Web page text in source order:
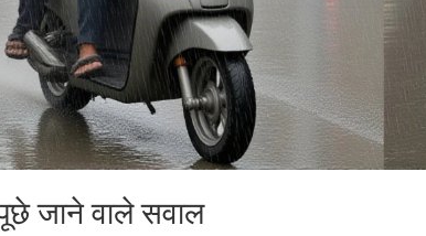
जाने वाले सवाल